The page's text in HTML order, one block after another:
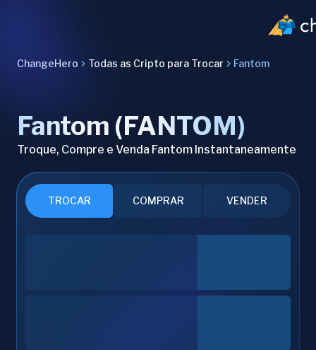
ChangeHero Todas as Cripto para Trocar Fantom
Fantom (FANTOM)
Troque, Compre e Venda Fantom Instantaneamente
TROCAR COMPRAR VENDER